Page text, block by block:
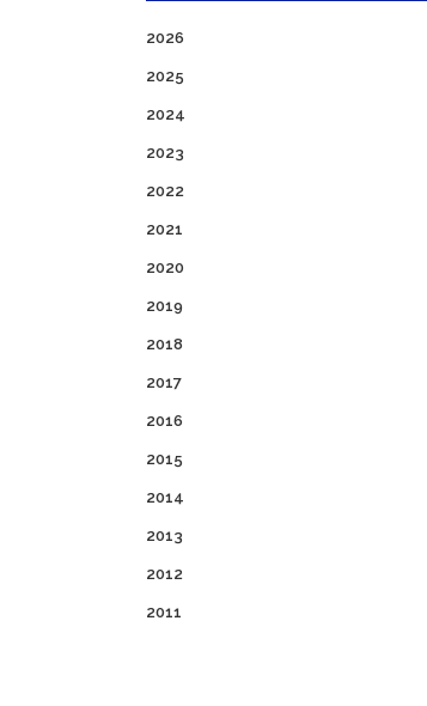
2026
2025
2024
2023
2022
2021
2020
2019
2018
2017
2016
2015
2014
2013
2012
2011